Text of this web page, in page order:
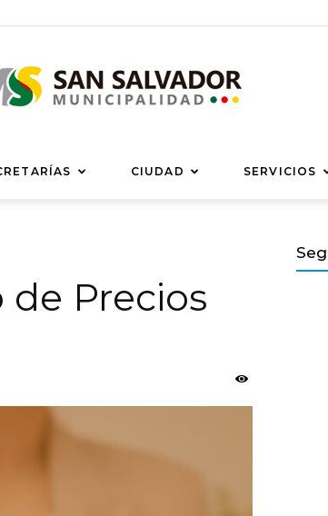
Municipalidad
CIUDAD SERVICIOS
de Precios